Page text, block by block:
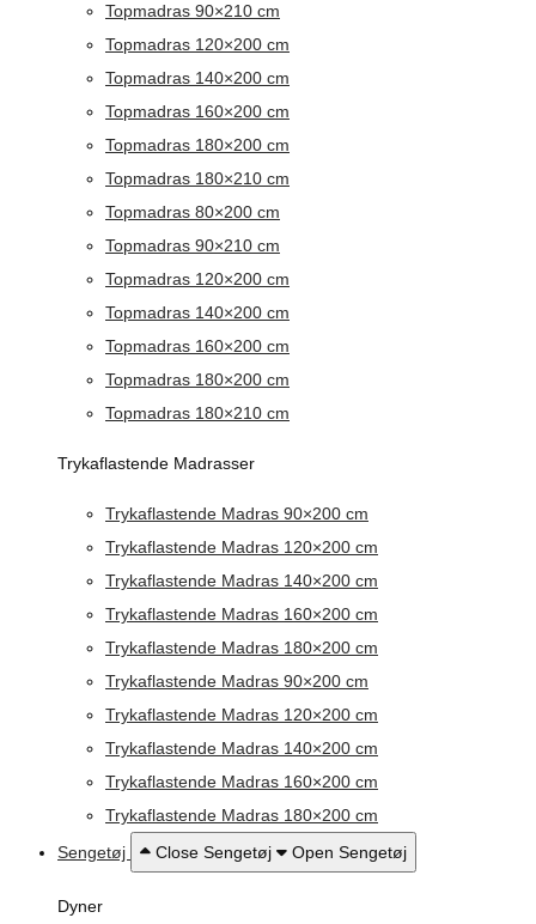
Topmadras 90×210 cm
Topmadras 120×200 cm
Topmadras 140×200 cm
Topmadras 160×200 cm
Topmadras 180×200 cm
Topmadras 180×210 cm
Topmadras 80×200 cm
Topmadras 90×210 cm
Topmadras 120×200 cm
Topmadras 140×200 cm
Topmadras 160×200 cm
Topmadras 180×200 cm
Topmadras 180×210 cm
Trykaflastende Madrasser
Trykaflastende Madras 90×200 cm
Trykaflastende Madras 120×200 cm
Trykaflastende Madras 140×200 cm
Trykaflastende Madras 160×200 cm
Trykaflastende Madras 180×200 cm
Trykaflastende Madras 90×200 cm
Trykaflastende Madras 120×200 cm
Trykaflastende Madras 140×200 cm
Trykaflastende Madras 160×200 cm
Trykaflastende Madras 180×200 cm
Sengetøj
Close Sengetøj Open Sengetøj
Dyner